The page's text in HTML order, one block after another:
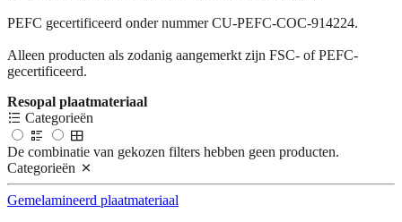
PEFC gecertificeerd onder nummer CU-PEFC-COC-914224.
Alleen producten als zodanig aangemerkt zijn FSC- of PEFC-
gecertificeerd.
Resopal plaatmateriaal
Categorieën
De combinatie van gekozen filters hebben geen producten.
Categorieën
Gemelamineerd plaatmateriaal